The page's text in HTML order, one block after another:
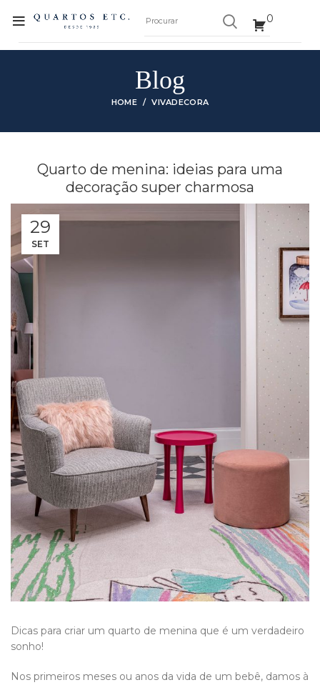
0
Blog
HOME VIVADECORA
Quarto de menina: ideias para uma
decoração super charmosa
29
SET
Dicas para criar um quarto de menina que é um verdadeiro
sonho!
Nos primeiros meses ou anos da vida de um bebê, damos à